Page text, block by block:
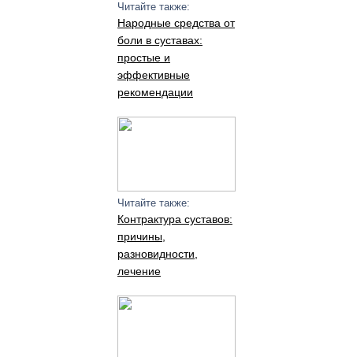
Читайте также:
Народные средства от
боли в суставах:
простые и
эффективные
рекомендации
Читайте также:
Контрактура суставов:
причины,
разновидности,
лечение